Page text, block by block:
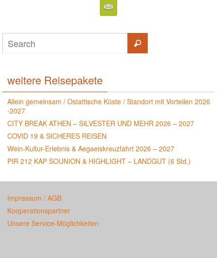
weitere Reisepakete
Allein gemeinsam / Ostattische Küste / Standort mit Vorteilen 2026
-2027
CITY BREAK ATHEN – SILVESTER UND MEHR 2026 – 2027
COVID 19 & SICHERES REISEN
Wein-Kultur-Erlebnis & Aegaeiskreuzfahrt 2026 – 2027
PIR 212 KAP SOUNION & HIGHLIGHT – LANDGUT (6 Std.)
Impressum / AGB
Kooperationspartner
Unsere Service-Möglichkeiten